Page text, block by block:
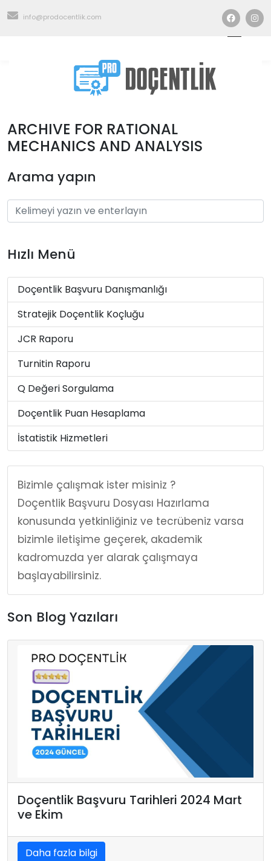
info@prodocentlik.com
ARCHIVE FOR RATIONAL
MECHANICS AND ANALYSIS
Arama yapın
Hızlı Menü
Doçentlik Başvuru Danışmanlığı
Stratejik Doçentlik Koçluğu
JCR Raporu
Turnitin Raporu
Q Değeri Sorgulama
Doçentlik Puan Hesaplama
İstatistik Hizmetleri
Bizimle çalışmak ister misiniz ?
Doçentlik Başvuru Dosyası Hazırlama
konusunda yetkinliğiniz ve tecrübeniz varsa
bizimle iletişime geçerek, akademik
kadromuzda yer alarak çalışmaya
başlayabilirsiniz.
Son Blog Yazıları
Doçentlik Başvuru Tarihleri 2024 Mart
ve Ekim
Daha fazla bilgi